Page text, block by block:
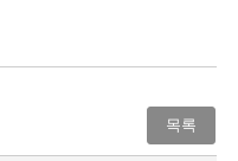
목록